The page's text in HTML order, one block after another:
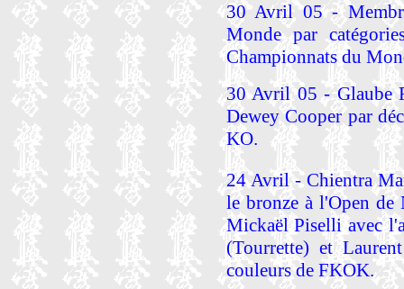
30 Avril 05 -
Monde par
Championnats du
30 Avril 05 - Glaube
Dewey Cooper par
KO.
24 Avril - Chientra
le bronze à l'Open de
Mickaël Piselli avec
(Tourrette) et
couleurs de FKOK.